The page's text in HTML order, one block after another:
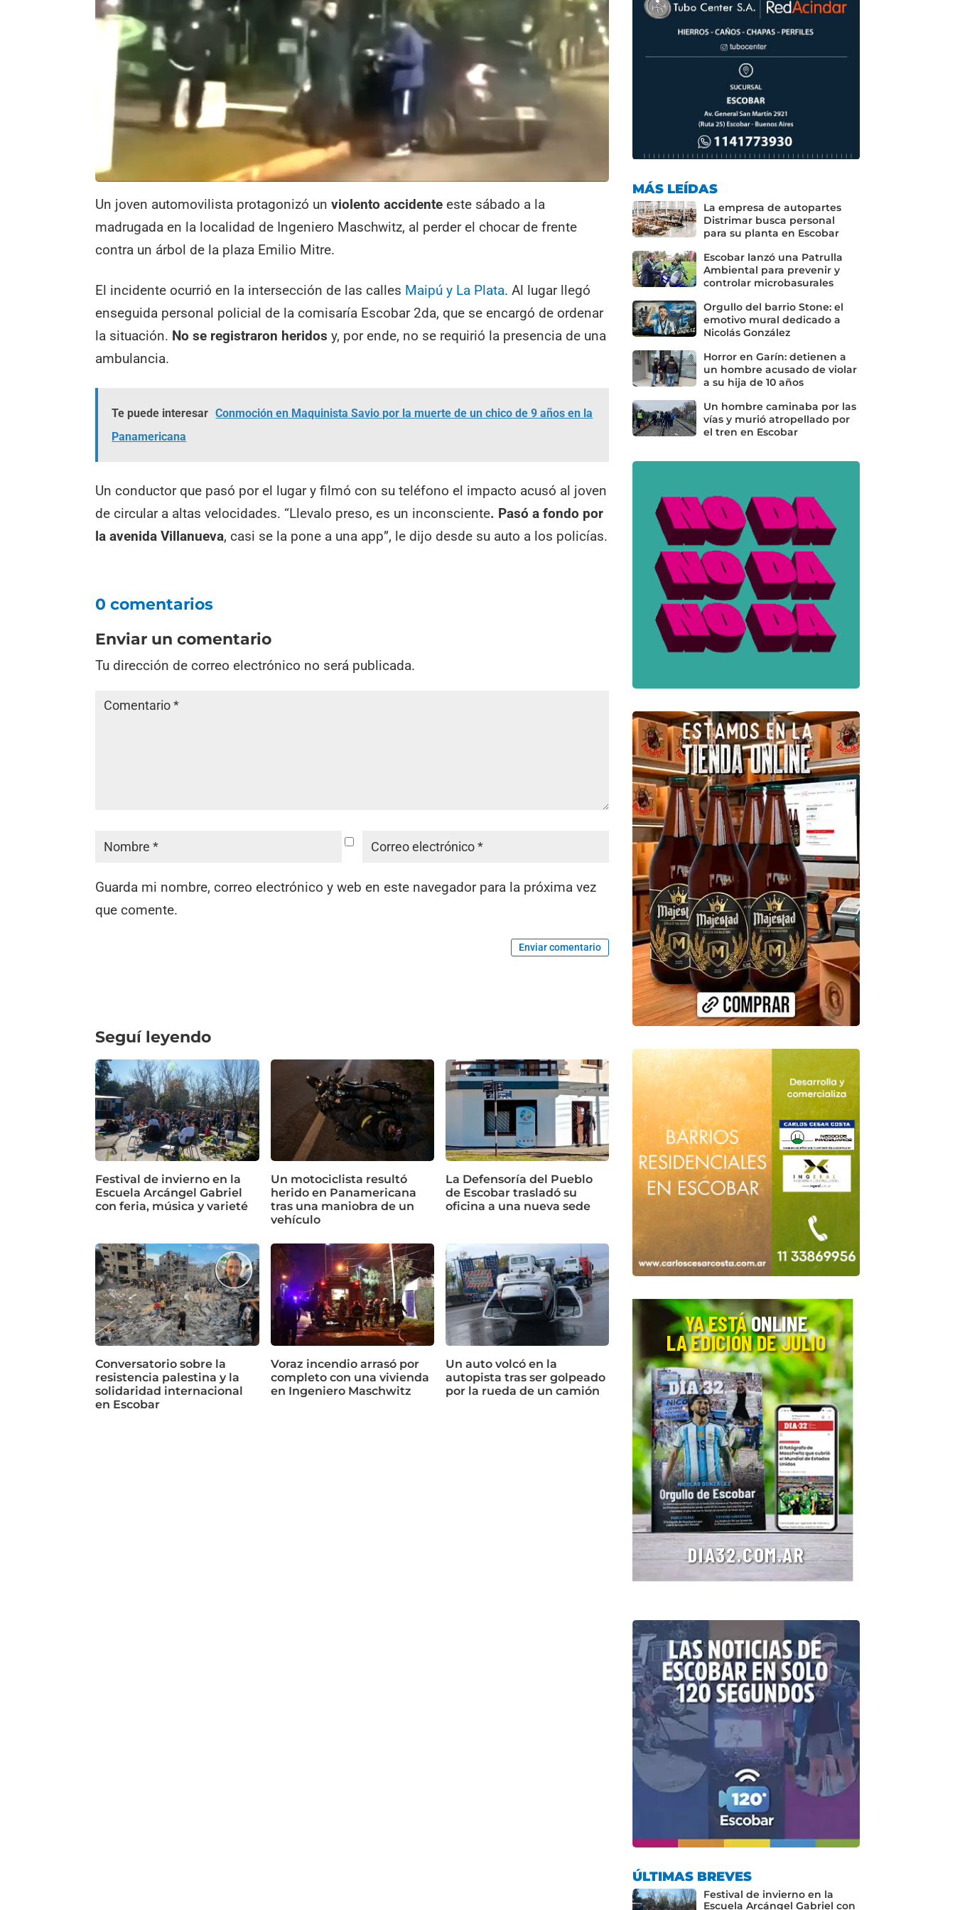
Un joven automovilista protagonizó unviolento accidenteeste sábado a la
madrugada en la localidad de Ingeniero Maschwitz, al perder el chocar de frente
contra un árbol de la plaza Emilio Mitre.
El incidente ocurrió en la intersección de las calles Maipú y La Plata. Al lugar llegó
enseguida personal policial de la comisaría Escobar 2da, que se encargó de ordenar
la situación. No se registraron heridos y, por ende, no se requirió la presencia de una
ambulancia.
Te puede interesar Conmoción en Maquinista Savio por la muerte de un chico de 9 años en la
Panamericana
Un conductor que pasó por el lugar y filmó con su teléfono el impacto acusó al joven
de circular a altas velocidades. “Llevalo preso, es un inconsciente. Pasó a fondo por
la avenida Villanueva, casi se la pone a una app”, le dijo desde su auto a los policías.
0 comentarios
Enviar un comentario
Tu dirección de correo electrónico no será publicada.
Guarda mi nombre, correo electrónico y web en este navegador para la próxima vez
que comente.
Enviar comentario
Seguí leyendo
Festival de invierno en la
Escuela Arcángel Gabriel
con feria, música y varieté
Un motociclista resultó
herido en Panamericana
tras una maniobra de un
vehículo
La Defensoría del Pueblo
de Escobar trasladó su
oficina a una nueva sede
Conversatorio sobre la
resistencia palestina y la
solidaridad internacional
en Escobar
Voraz incendio arrasó por
completo con una vivienda
en Ingeniero Maschwitz
Un auto volcó en la
autopista tras ser golpeado
por la rueda de un camión
MÁS LEÍDAS
La empresa de autopartes
Distrimar busca personal
para su planta en Escobar
Escobar lanzó una Patrulla
Ambiental para prevenir y
controlar microbasurales
Orgullo del barrio Stone: el
emotivo mural dedicado a
Nicolás González
Horror en Garín: detienen a
un hombre acusado de violar
a su hija de 10 años
Un hombre caminaba por las
vías y murió atropellado por
el tren en Escobar
ÚLTIMAS BREVES
Festival de invierno en la
Escuela Arcángel Gabriel con